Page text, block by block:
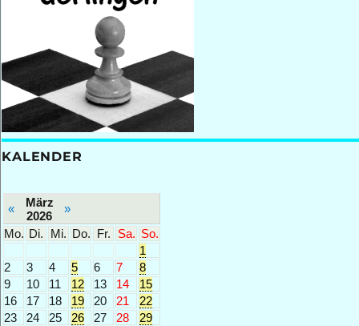
KALENDER
«
März
2026
»
Mo. Di. Mi. Do. Fr. Sa. So.
1
2
3 4 5 6 7
8
9
10 11 12 13 14
15
16
17 18 19 20 21
22
23
24 25 26 27 28
29